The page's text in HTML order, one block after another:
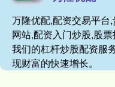
万隆优配,配资交易平台
网站,配资入门炒股,股
我们的杠杆炒股配资服
现财富的快速增长。